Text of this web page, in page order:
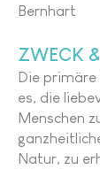
Bernhart
ZWECK
Die
es, die
Menschen
Natur, zu